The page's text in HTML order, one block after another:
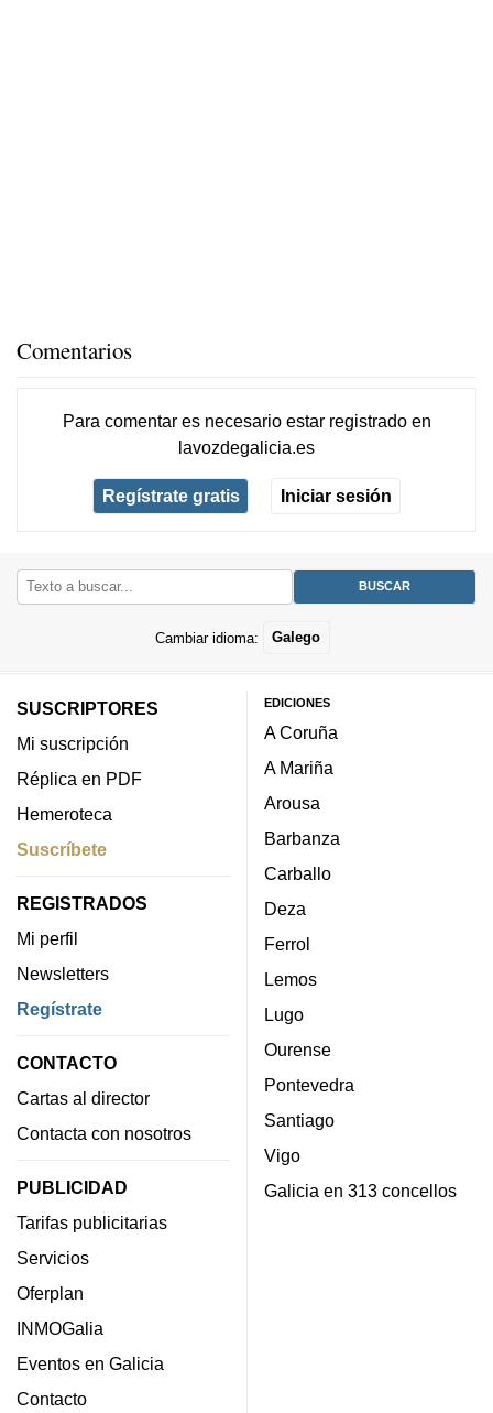
Comentarios
Para comentar es necesario estar registradoen
lavozdegalicia.es
Regístrate gratis Iniciar sesión
Cambiar idioma: Galego
SUSCRIPTORES
Mi suscripción
Réplica en PDF
Hemeroteca
Suscríbete
REGISTRADOS
Mi perfil
Newsletters
Regístrate
CONTACTO
Cartas al director
Contacta con nosotros
PUBLICIDAD
Tarifas publicitarias
Servicios
Oferplan
INMOGalia
Eventos en Galicia
Contacto
EDICIONES
A Coruña
A Mariña
Arousa
Barbanza
Carballo
Deza
Ferrol
Lemos
Lugo
Ourense
Pontevedra
Santiago
Vigo
Galicia en 313 concellos